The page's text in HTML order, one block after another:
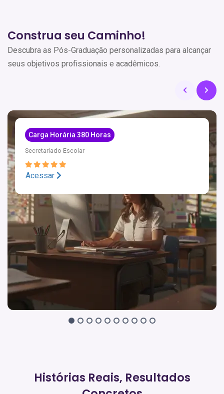
Construa seu Caminho!
Descubra as Pós-Graduação personalizadas para alcançar
seus objetivos profissionais e acadêmicos.
Carga Horária 380 Horas
Secretariado Escolar
Acessar
Histórias Reais, Resultados